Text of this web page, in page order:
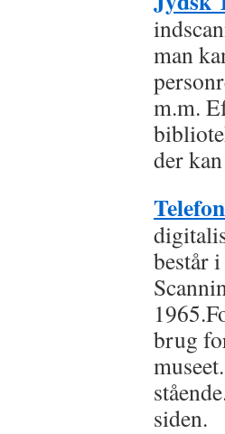
man
m.m.
der
består
brug
siden.